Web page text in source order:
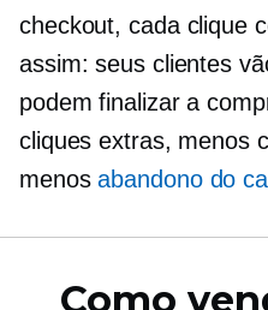
checkout, cada clique
assim: seus clientes
podem finalizar a
cliques extras, menos
menosabandono do
Como